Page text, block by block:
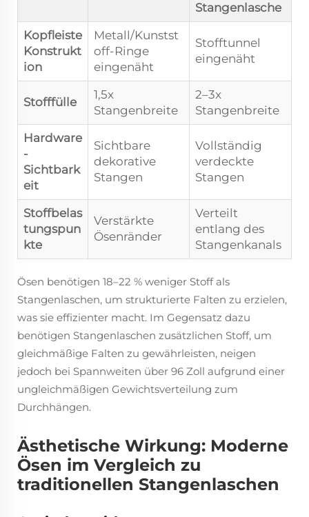
Stangenlasche
Kopfleiste
Konstrukt
ion
Metall/Kunstst
off-Ringe
eingenäht
Stofftunnel
eingenäht
Stofffülle
1,5x
Stangenbreite
2–3x
Stangenbreite
Hardware
-
Sichtbark
eit
Sichtbare
dekorative
Stangen
Vollständig
verdeckte
Stangen
Stoffbelas
tungspun
kte
Verstärkte
Ösenränder
Verteilt
entlang des
Stangenkanals
Ösen benötigen 18–22 % weniger Stoff als
Stangenlaschen, um strukturierte Falten zu erzielen,
was sie effizienter macht. Im Gegensatz dazu
benötigen Stangenlaschen zusätzlichen Stoff, um
gleichmäßige Falten zu gewährleisten, neigen
jedoch bei Spannweiten über 96 Zoll aufgrund einer
ungleichmäßigen Gewichtsverteilung zum
Durchhängen.
Ästhetische Wirkung: Moderne
Ösen im Vergleich zu
traditionellen Stangenlaschen